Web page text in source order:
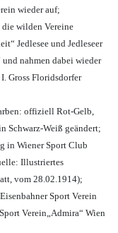
wieder auf;
wilden Vereine
Jedlesee und Jedleseer
nahmen dabei wieder
Gross Floridsdorfer
offiziell Rot-Gelb,
Schwarz-Weiß geändert;
in Wiener Sport Club
Illustriertes
vom 28.02.1914);
Sport Verein
Verein„Admira“ Wien